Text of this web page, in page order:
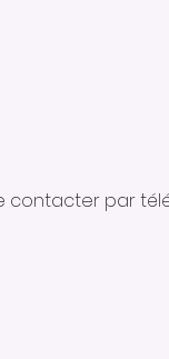
contacter par